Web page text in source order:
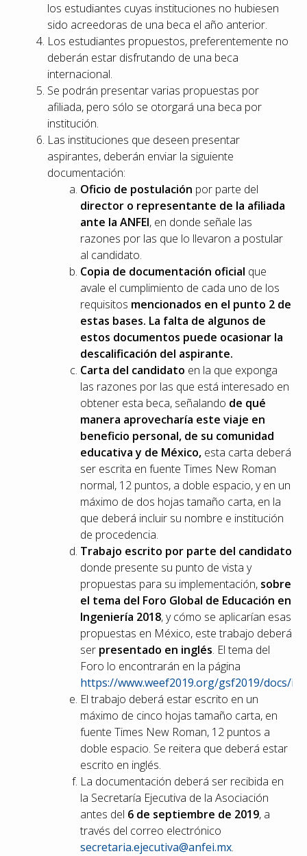
los estudiantes cuyas instituciones no hubiesen
sido acreedoras de una beca el año anterior.
Los estudiantes propuestos, preferentemente no
deberán estar disfrutando de una beca
internacional.
Se podrán presentar varias propuestas por
afiliada, pero sólo se otorgará una beca por
institución.
Las instituciones que deseen presentar
aspirantes, deberán enviar la siguiente
documentación:
Oficio de postulación por parte del
director o representante de la afiliada
ante la ANFEI, en donde señale las
razones por las que lo llevaron a postular
al candidato.
Copia de documentación oficial que
avale el cumplimiento de cada uno de los
requisitos mencionados en el punto 2 de
estas bases. La falta de algunos de
estos documentos puede ocasionar la
descalificación del aspirante.
Carta del candidato en la que exponga
las razones por las que está interesado en
obtener esta beca, señalando de qué
manera aprovecharía este viaje en
beneficio personal, de su comunidad
educativa y de México, esta carta deberá
ser escrita en fuente Times New Roman
normal, 12 puntos, a doble espacio, y en un
máximo de dos hojas tamaño carta, en la
que deberá incluir su nombre e institución
de procedencia.
Trabajo escrito por parte del candidato
donde presente su punto de vista y
propuestas para su implementación, sobre
el tema del Foro Global de Educación en
Ingeniería 2018, y cómo se aplicarían esas
propuestas en México, este trabajo deberá
ser presentado en inglés. El tema del
Foro lo encontrarán en la página
https://www.weef2019.org/gsf2019/docs/
El trabajo deberá estar escrito en un
máximo de cinco hojas tamaño carta, en
fuente Times New Roman, 12 puntos a
doble espacio. Se reitera que deberá estar
escrito en inglés.
La documentación deberá ser recibida en
la Secretaría Ejecutiva de la Asociación
antes del 6 de septiembre de 2019, a
través del correo electrónico
secretaria.ejecutiva@anfei.mx.